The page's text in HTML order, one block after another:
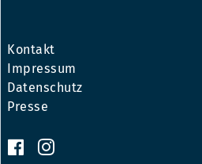
Kontakt
Impressum
Datenschutz
Presse